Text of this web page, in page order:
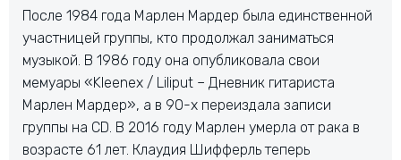
После 1984 года Марлен Мардер была единственной
участницей группы, кто продолжал заниматься
музыкой. В 1986 году она опубликовала свои
мемуары «Kleenex / Liliput – Дневник гитариста
Марлен Мардер», а в 90-х переиздала записи
группы на CD. В 2016 году Марлен умерла от рака в
возрасте 61 лет. Клаудия Шифферль теперь